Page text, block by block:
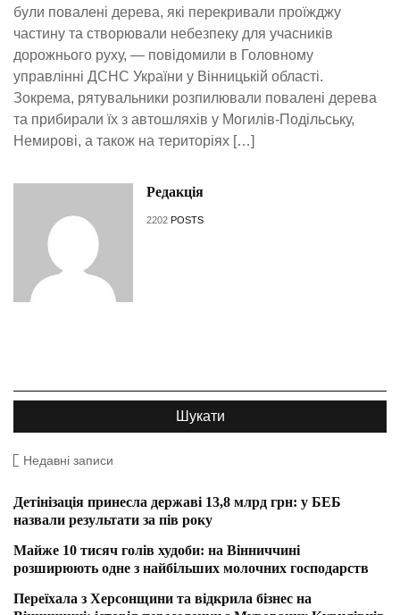
були повалені дерева, які перекривали проїжджу
частину та створювали небезпеку для учасників
дорожнього руху, — повідомили в Головному
управлінні ДСНС України у Вінницькій області.
Зокрема, рятувальники розпилювали повалені дерева
та прибирали їх з автошляхів у Могилів-Подільську,
Немирові, а також на територіях […]
Редакція
2202 POSTS
Недавні записи
Детінізація принесла державі 13,8 млрд грн: у БЕБ
назвали результати за пів року
Майже 10 тисяч голів худоби: на Вінниччині
розширюють одне з найбільших молочних господарств
Переїхала з Херсонщини та відкрила бізнес на